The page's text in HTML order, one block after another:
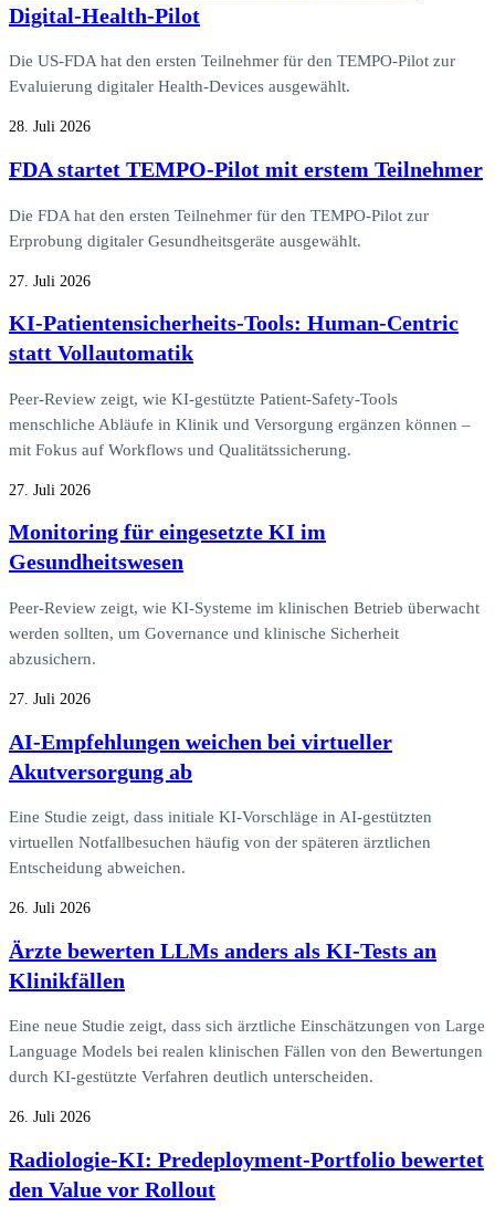
Digital-Health-Pilot
Die US-FDA hat den ersten Teilnehmer für den TEMPO-Pilot zur
Evaluierung digitaler Health-Devices ausgewählt.
28. Juli 2026
FDA startet TEMPO-Pilot mit erstem Teilnehmer
Die FDA hat den ersten Teilnehmer für den TEMPO-Pilot zur
Erprobung digitaler Gesundheitsgeräte ausgewählt.
27. Juli 2026
KI-Patientensicherheits-Tools: Human-Centric
statt Vollautomatik
Peer-Review zeigt, wie KI-gestützte Patient-Safety-Tools
menschliche Abläufe in Klinik und Versorgung ergänzen können –
mit Fokus auf Workflows und Qualitätssicherung.
27. Juli 2026
Monitoring für eingesetzte KI im
Gesundheitswesen
Peer-Review zeigt, wie KI-Systeme im klinischen Betrieb überwacht
werden sollten, um Governance und klinische Sicherheit
abzusichern.
27. Juli 2026
AI-Empfehlungen weichen bei virtueller
Akutversorgung ab
Eine Studie zeigt, dass initiale KI-Vorschläge in AI-gestützten
virtuellen Notfallbesuchen häufig von der späteren ärztlichen
Entscheidung abweichen.
26. Juli 2026
Ärzte bewerten LLMs anders als KI-Tests an
Klinikfällen
Eine neue Studie zeigt, dass sich ärztliche Einschätzungen von Large
Language Models bei realen klinischen Fällen von den Bewertungen
durch KI-gestützte Verfahren deutlich unterscheiden.
26. Juli 2026
Radiologie-KI: Predeployment-Portfolio bewertet
den Value vor Rollout